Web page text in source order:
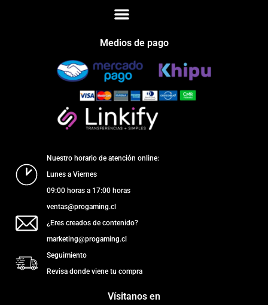
Medios de pago
Nuestro horario de atención online:
Lunes a Viernes
09:00 horas a 17:00 horas
ventas@progaming.cl
¿Eres creados de contenido?
marketing@progaming.cl
Seguimiento
Revisa donde viene tu compra
Vísitanos en